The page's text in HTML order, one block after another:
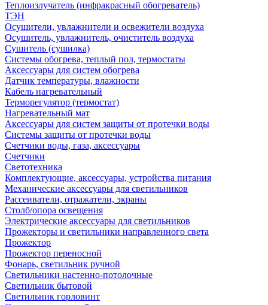
Теплоизлучатель (инфракрасный обогреватель)
ТЭН
Осушители, увлажнители и освежители воздуха
Осушитель, увлажнитель, очиститель воздуха
Сушитель (сушилка)
Системы обогрева, теплый пол, термостаты
Аксессуары для систем обогрева
Датчик температуры, влажности
Кабель нагревательный
Терморегулятор (термостат)
Нагревательный мат
Аксессуары для систем защиты от протечки воды
Системы защиты от протечки воды
Счетчики воды, газа, аксессуары
Счетчики
Светотехника
Комплектующие, аксессуары, устройства питания
Механические аксессуары для светильников
Рассеиватели, отражатели, экраны
Столб/опора освещения
Электрические аксессуары для светильников
Прожекторы и светильники направленного света
Прожектор
Прожектор переносной
Фонарь, светильник ручной
Светильники настенно-потолочные
Светильник бытовой
Светильник горловинт